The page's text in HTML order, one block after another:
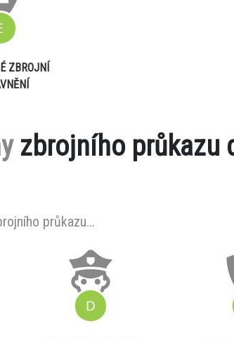
ZBROJNÍ
zbrojního průkazu
průkazu...